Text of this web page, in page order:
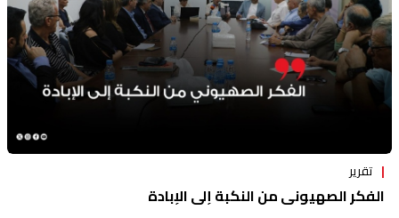
تقرير
الفكر الصهيوني من النكبة إلى الإبادة